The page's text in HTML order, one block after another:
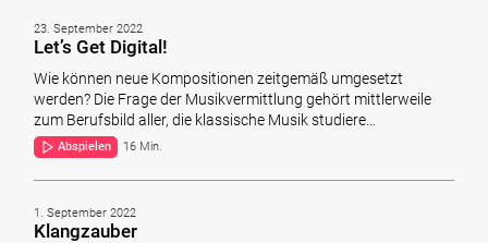
23. September 2022
Let’s Get Digital!
Wie können neue Kompositionen zeitgemäß umgesetzt
werden? Die Frage der Musikvermittlung gehört mittlerweile
zum Berufsbild aller, die klassische Musik studiere…
Abspielen 16 Min.
1. September 2022
Klangzauber